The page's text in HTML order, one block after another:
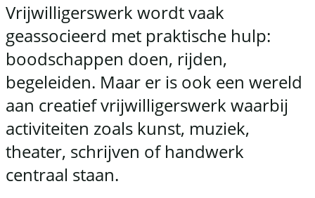
Vrijwilligerswerk wordt vaak
geassocieerd met praktische hulp:
boodschappen doen, rijden,
begeleiden. Maar er is ook een wereld
aan creatief vrijwilligerswerk waarbij
activiteiten zoals kunst, muziek,
theater, schrijven of handwerk
centraal staan.